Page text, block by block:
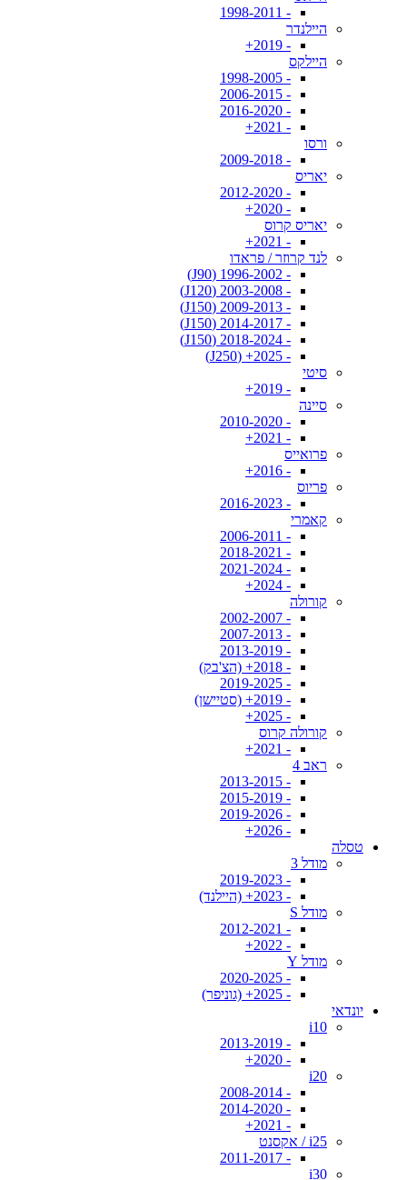
- 1998-2011
היילנדר
- 2019+
היילקס
- 1998-2005
- 2006-2015
- 2016-2020
- 2021+
ורסו
- 2009-2018
יאריס
- 2012-2020
- 2020+
יאריס קרוס
- 2021+
לנד קרוזר / פראדו
- 1996-2002 (J90)
- 2003-2008 (J120)
- 2009-2013 (J150)
- 2014-2017 (J150)
- 2018-2024 (J150)
- 2025+ (J250)
סיטי
- 2019+
סיינה
- 2010-2020
- 2021+
פרואייס
- 2016+
פריוס
- 2016-2023
קאמרי
- 2006-2011
- 2018-2021
- 2021-2024
- 2024+
קורולה
- 2002-2007
- 2007-2013
- 2013-2019
- 2018+ (הצ'בק)
- 2019-2025
- 2019+ (סטיישן)
- 2025+
קורולה קרוס
- 2021+
ראב 4
- 2013-2015
- 2015-2019
- 2019-2026
- 2026+
טסלה
מודל 3
- 2019-2023
- 2023+ (היילנד)
מודל S
- 2012-2021
- 2022+
מודל Y
- 2020-2025
- 2025+ (גוניפר)
יונדאי
i10
- 2013-2019
- 2020+
i20
- 2008-2014
- 2014-2020
- 2021+
i25 / אקסנט
- 2011-2017
i30